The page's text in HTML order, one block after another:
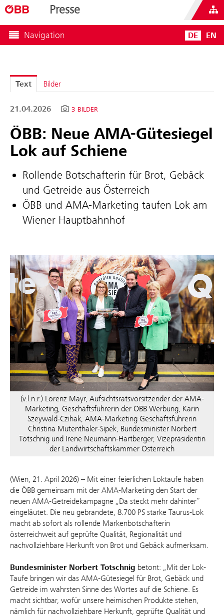
Presse
Navigation DE EN
Text Bilder
21.04.2026 3 BILDER
ÖBB: Neue AMA-Gütesiegel
Lok auf Schiene
Rollende Botschafterin für Brot, Gebäck
und Getreide aus Österreich
ÖBB und AMA-Marketing taufen Lok am
Wiener Hauptbahnhof
(v.l.n.r.) Lorenz Mayr, Aufsichtsratsvorsitzender der AMA-
Marketing, Geschäftsführerin der ÖBB Werbung, Karin
Szeywald-Czihak, AMA-Marketing Geschäftsführerin
Christina Mutenthaler-Sipek, Bundesminister Norbert
Totschnig und Irene Neumann-Hartberger, Vizepräsidentin
der Landwirtschaftskammer Österreich
(Wien, 21. April 2026) – Mit einer feierlichen Loktaufe haben
die ÖBB gemeinsam mit der AMA-Marketing den Start der
neuen AMA-Getreidekampagne „Da steckt mehr dahinter“
eingeläutet. Die neu gebrandete, 8.700 PS starke Taurus-Lok
macht ab sofort als rollende Markenbotschafterin
österreichweit auf geprüfte Qualität, Regionalität und
nachvollziehbare Herkunft von Brot und Gebäck aufmerksam.
Bundesminister Norbert Totschnig betont: „Mit der Lok-
Taufe bringen wir das AMA-Gütesiegel für Brot, Gebäck und
Getreide im wahrsten Sinne des Wortes auf die Schiene. Es
macht sichtbar, wofür unsere heimischen Produkte stehen,
nämlich für nachvollziehbare Herkunft, geprüfte Qualität und